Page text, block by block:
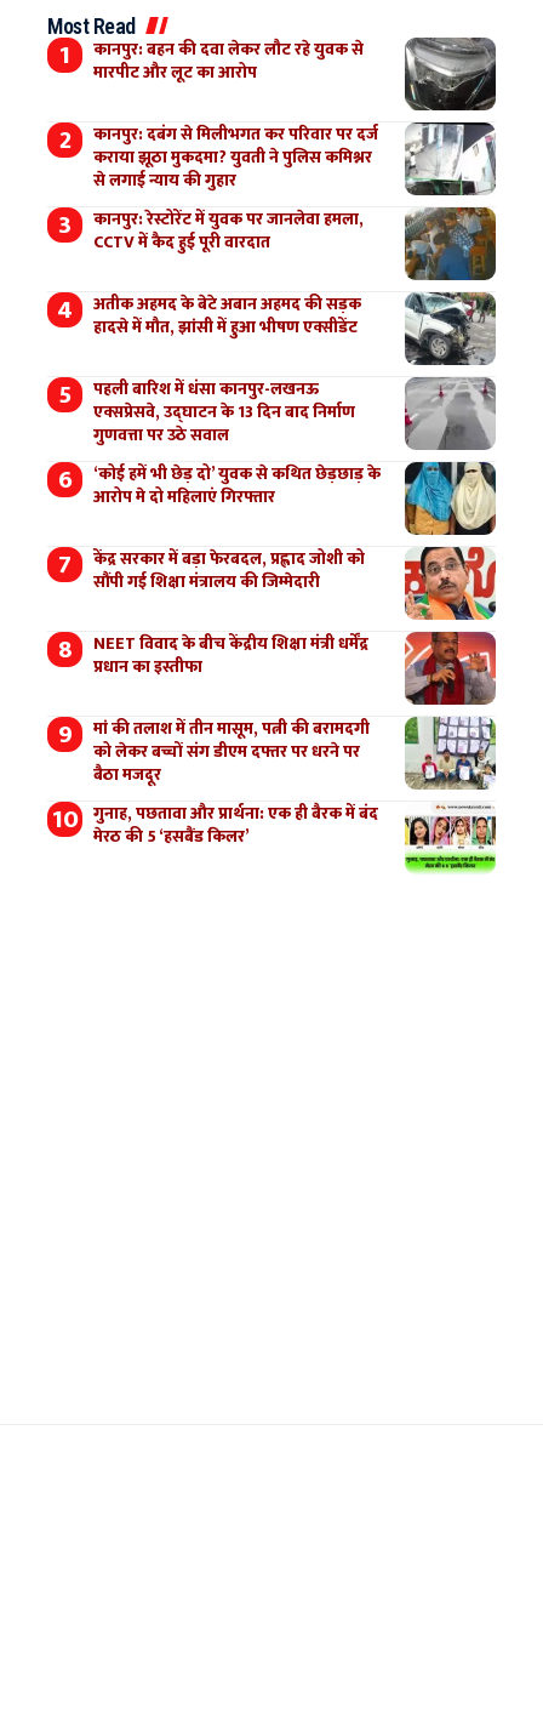
Most Read
कानपुर: बहन की दवा लेकर लौट रहे युवक से
मारपीट और लूट का आरोप
कानपुर: दबंग से मिलीभगत कर परिवार पर दर्ज
कराया झूठा मुकदमा? युवती ने पुलिस कमिश्नर
से लगाई न्याय की गुहार
कानपुर: रेस्टोरेंट में युवक पर जानलेवा हमला,
CCTV में कैद हुई पूरी वारदात
अतीक अहमद के बेटे अबान अहमद की सड़क
हादसे में मौत, झांसी में हुआ भीषण एक्सीडेंट
पहली बारिश में धंसा कानपुर-लखनऊ
एक्सप्रेसवे, उद्घाटन के 13 दिन बाद निर्माण
गुणवत्ता पर उठे सवाल
‘कोई हमें भी छेड़ दो’ युवक से कथित छेड़छाड़ के
आरोप मे दो महिलाएं गिरफ्तार
केंद्र सरकार में बड़ा फेरबदल, प्रह्लाद जोशी को
सौंपी गई शिक्षा मंत्रालय की जिम्मेदारी
NEET विवाद के बीच केंद्रीय शिक्षा मंत्री धर्मेंद्र
प्रधान का इस्तीफा
मां की तलाश में तीन मासूम, पत्नी की बरामदगी
को लेकर बच्चों संग डीएम दफ्तर पर धरने पर
बैठा मजदूर
गुनाह, पछतावा और प्रार्थना: एक ही बैरक में बंद
मेरठ की 5 ‘हसबैंड किलर’